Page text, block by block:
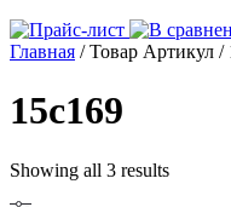
Главная / Товар Артикул /
15с169
Showing all 3 results